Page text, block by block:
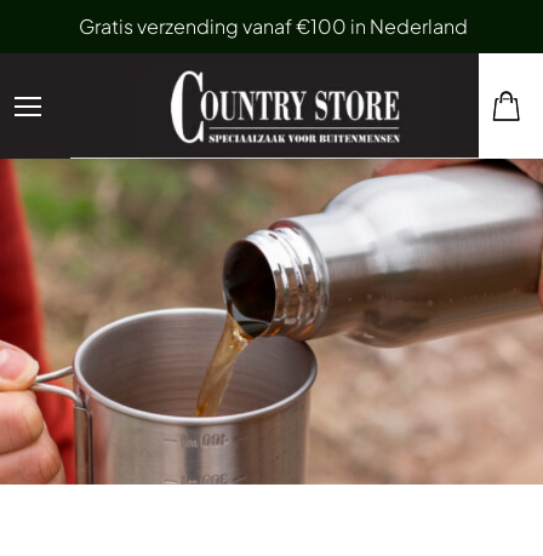
Gratis verzending vanaf €100 in Nederland